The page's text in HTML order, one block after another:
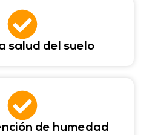
salud del suelo
de humedad